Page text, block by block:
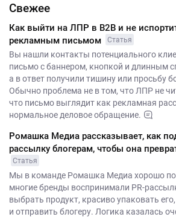
Свежее
Как выйти на ЛПР в B2B и не
рекламным письмом
Статья
Вы нашли контакты потенциального
письмо с баннером, кнопкой и длинным
а в ответ получили тишину или просьбу
Обычно проблема не в том, что ЛПР не
что письмо выглядит как рекламная
нормальное деловое обращение.
Ромашка Медиа рассказывает, как
рассылку блогерам, чтобы она
Статья
Мы в команде Ромашка Медиа хорошо
многие бренды воспринимали PR-
выбрать продукт, красиво упаковать
и отправить блогеру. Логика казалась